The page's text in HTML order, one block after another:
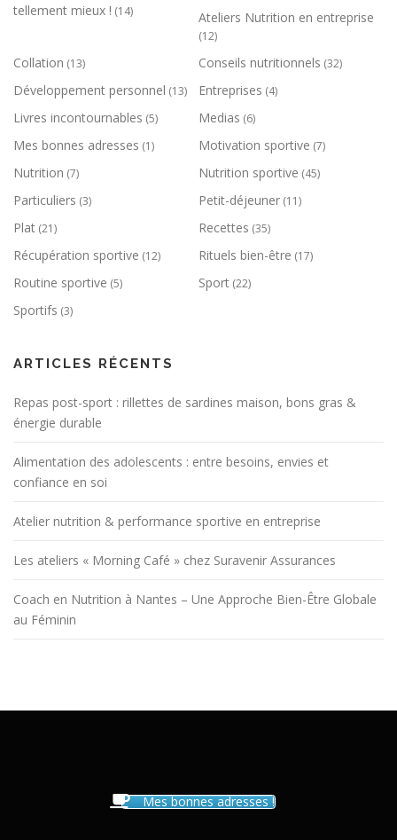
tellement mieux ! (14) Ateliers Nutrition en entreprise
(12)
Collation (13) Conseils nutritionnels (32)
Développement personnel (13) Entreprises (4)
Livres incontournables (5) Medias (6)
Mes bonnes adresses (1) Motivation sportive (7)
Nutrition (7) Nutrition sportive (45)
Particuliers (3) Petit-déjeuner (11)
Plat (21) Recettes (35)
Récupération sportive (12) Rituels bien-être (17)
Routine sportive (5) Sport (22)
Sportifs (3)
ARTICLES RÉCENTS
Repas post-sport : rillettes de sardines maison, bons gras &
énergie durable
Alimentation des adolescents : entre besoins, envies et
confiance en soi
Atelier nutrition & performance sportive en entreprise
Les ateliers « Morning Café » chez Suravenir Assurances
Coach en Nutrition à Nantes – Une Approche Bien-Être Globale
au Féminin
Mes bonnes adresses !